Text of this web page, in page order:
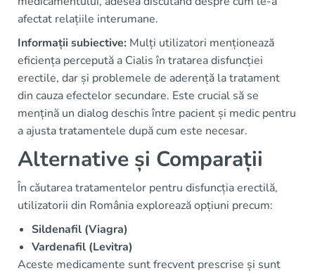
afectat relațiile interumane.
Informații subiective: Mulți utilizatori menționează
eficiența percepută a Cialis în tratarea disfuncției
erectile, dar și problemele de aderență la tratament
din cauza efectelor secundare. Este crucial să se
mențină un dialog deschis între pacient și medic pentru
a ajusta tratamentele după cum este necesar.
Alternative și Comparații
În căutarea tratamentelor pentru disfuncția erectilă,
utilizatorii din România explorează opțiuni precum:
Sildenafil (Viagra)
Vardenafil (Levitra)
Aceste medicamente sunt frecvent prescrise și sunt